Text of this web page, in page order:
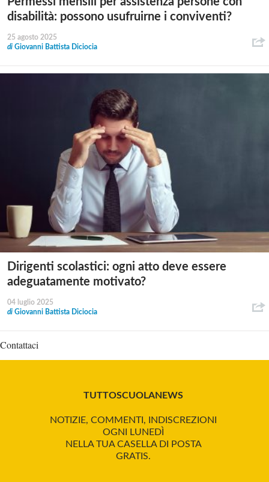
disabilità: possono usufruirne i conviventi?
25 agosto 2025
di Giovanni Battista Diciocia
Dirigenti scolastici: ogni atto deve essere
adeguatamente motivato?
04 luglio 2025
di Giovanni Battista Diciocia
Contattaci
TUTTOSCUOLANEWS
NOTIZIE, COMMENTI, INDISCREZIONI
OGNI LUNEDÌ
NELLA TUA CASELLA DI POSTA
GRATIS.